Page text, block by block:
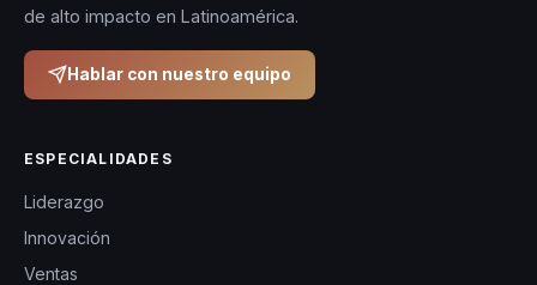
de alto impacto en Latinoamérica.
Hablar con nuestro equipo
ESPECIALIDADES
Liderazgo
Innovación
Ventas